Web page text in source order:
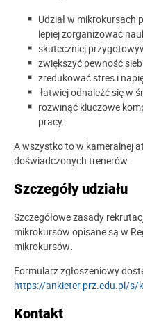
Udział w mikrokursach
lepiej zorganizować
skuteczniej
zwiększyć pewność
zredukować stres i
łatwiej odnaleźć się w
rozwinąć kluczowe
pracy.
A wszystko to w kameralnej
doświadczonych trenerów.
Szczegóły udziału
Szczegółowe zasady
mikrokursów opisane są w
mikrokursów.
Formularz zgłoszeniowy
https://ankieter.prz.edu.pl/s/
Kontakt